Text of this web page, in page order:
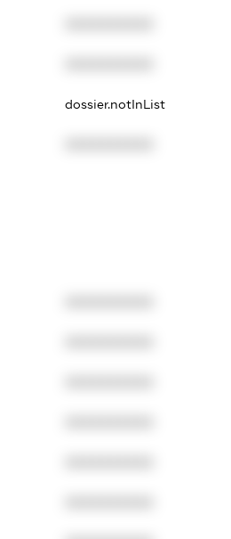
dossier.notInList